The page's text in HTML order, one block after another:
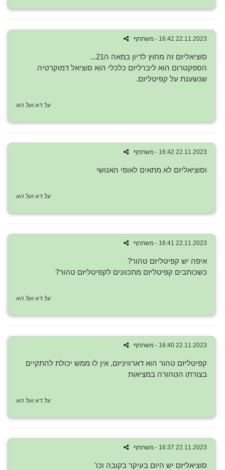
22.11.2023 16:42 - משתתף
סוציאליזם זה מחוץ לדיון במאה ה21...
הספקטרום הוא ליברליזם כלכלי הוא סוציאל דמוקרטיה
שנשענת על קפיטליזם.
על דא ועל הא
22.11.2023 16:42 - משתתף
וסוציאליזם לא מתאים לאופי האנושי
על דא ועל הא
22.11.2023 16:41 - משתתף
איפה יש קפיטליזם טהור?
כשכותבים קפיטליזם מתכוונים לקפיטליזם טהור?
על דא ועל הא
22.11.2023 16:40 - משתתף
קפיטליזם טהור הוא דארוויניזם, אין לו ממש יכולת להתקיים
בצורתו הטהורה במציאות
על דא ועל הא
22.11.2023 16:37 - משתתף
סוציאליזם יש היום בעיקר בקובה וכו'